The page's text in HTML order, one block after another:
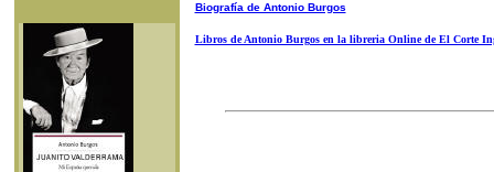
Biografía de Antonio Burgos
Libros de Antonio Burgos en la libreria Online de El Corte